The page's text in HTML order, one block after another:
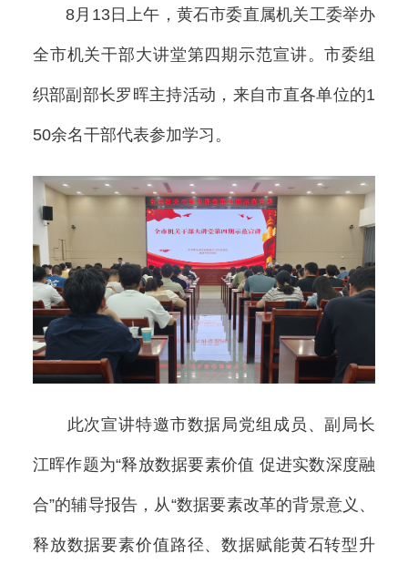
8月13日上午，黄石市委直属机关工委举办
全市机关干部大讲堂第四期示范宣讲。市委组
织部副部长罗晖主持活动，来自市直各单位的1
50余名干部代表参加学习。
此次宣讲特邀市数据局党组成员、副局长
江晖作题为“释放数据要素价值 促进实数深度融
合”的辅导报告，从“数据要素改革的背景意义、
释放数据要素价值路径、数据赋能黄石转型升